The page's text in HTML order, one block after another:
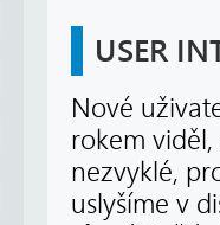
USER
Nové
rokem
nezvyklé,
uslyšíme v